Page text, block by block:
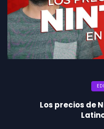
Los precios de